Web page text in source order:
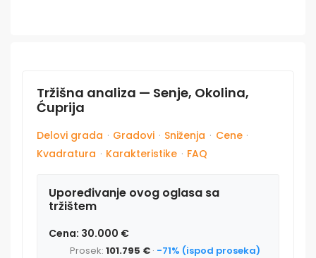
Tržišna analiza — Senje, Okolina,
Ćuprija
Delovi grada · Gradovi · Sniženja · Cene ·
Kvadratura · Karakteristike · FAQ
Upoređivanje ovog oglasa sa
tržištem
Cena: 30.000 €
Prosek: 101.795 € · -71% (ispod proseka)